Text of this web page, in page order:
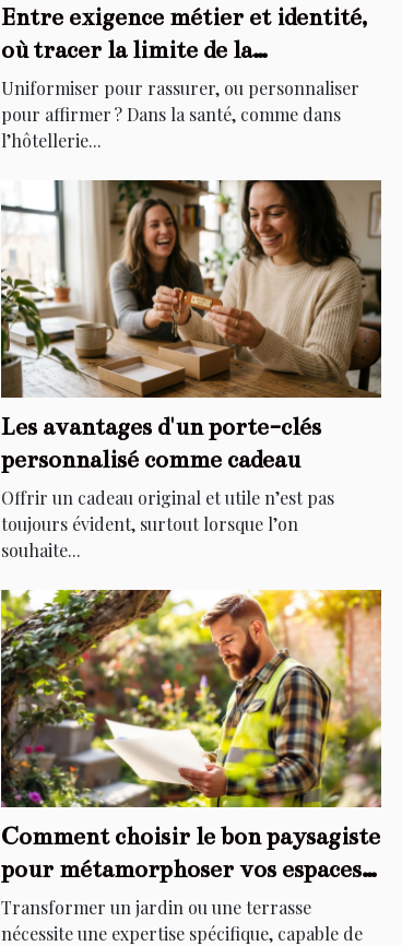
Entre exigence métier et identité,
où tracer la limite de la
personnalisation ?
Uniformiser pour rassurer, ou personnaliser
pour affirmer ? Dans la santé, comme dans
l’hôtellerie...
Les avantages d'un porte-clés
personnalisé comme cadeau
Offrir un cadeau original et utile n’est pas
toujours évident, surtout lorsque l’on
souhaite...
Comment choisir le bon paysagiste
pour métamorphoser vos espaces
extérieurs ?
Transformer un jardin ou une terrasse
nécessite une expertise spécifique, capable de